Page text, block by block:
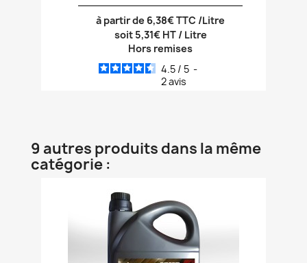
à partir de 6,38€ TTC /Litre
soit 5,31€ HT / Litre
Hors remises
4.5 / 5 -
2avis
9 autres produits dans la même
catégorie :